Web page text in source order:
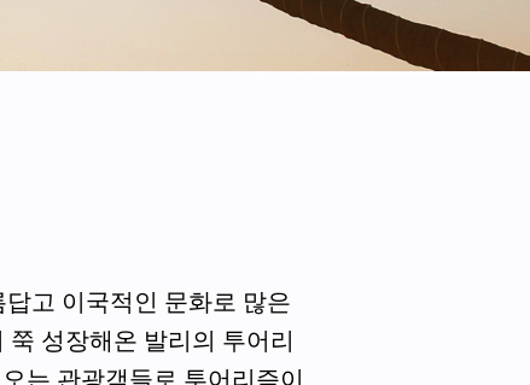
고 이국적인 문화로 많은
성장해온 발리의 투어리
는 관광객들로 투어리즘이